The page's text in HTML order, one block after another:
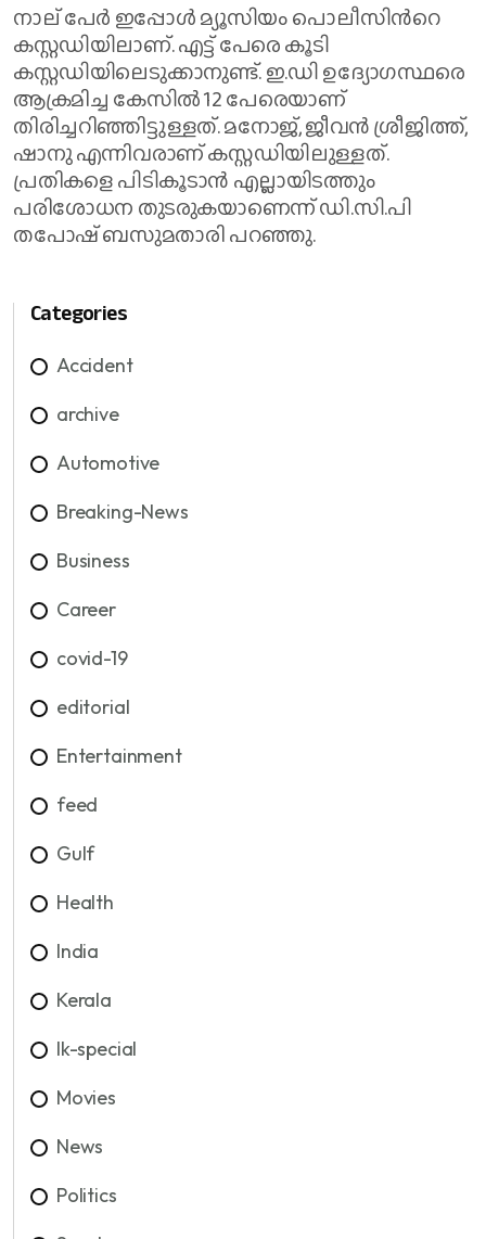
നാല് പേര്‍ ഇപ്പോൾ മ്യൂസിയം പൊലീസിന്‍റെ
കസ്റ്റഡിയിലാണ്. എട്ട് പേരെ കൂടി
കസ്റ്റഡിയിലെടുക്കാനുണ്ട്. ഇ.ഡി ഉദ്യോഗസ്ഥരെ
ആക്രമിച്ച കേസിൽ 12 പേരെയാണ്
തിരിച്ചറിഞ്ഞിട്ടുള്ളത്. മനോജ്, ജീവൻ ശ്രീജിത്ത്,
ഷാനു എന്നിവരാണ് കസ്റ്റഡിയിലുള്ളത്.
പ്രതികളെ പിടികൂടാൻ എല്ലായിടത്തും
പരിശോധന തുടരുകയാണെന്ന് ഡി.സി.പി
തപോഷ് ബസുമതാരി പറഞ്ഞു.
Categories
Accident
archive
Automotive
Breaking-News
Business
Career
covid-19
editorial
Entertainment
feed
Gulf
Health
India
Kerala
lk-special
Movies
News
Politics